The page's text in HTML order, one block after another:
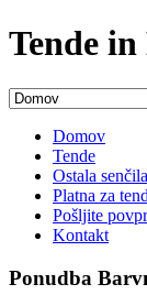
Tende
Domov
Tende
Ostala senčila
Platna za
Pošljite
Kontakt
Ponudba